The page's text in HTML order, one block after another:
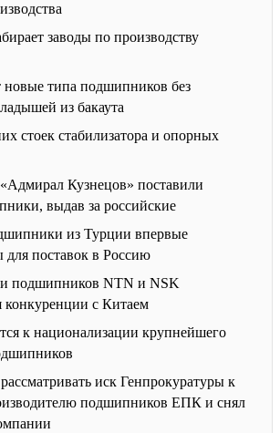
заводы по производству
типа подшипников без
из бакаута
стоек стабилизатора и опорных
Кузнецов» поставили
выдав за российские
из Турции впервые
поставок в Россию
подшипников NTN и NSK
конкуренции с Китаем
к национализации крупнейшего
иск Генпрокуратуры к
подшипников ЕПК и снял